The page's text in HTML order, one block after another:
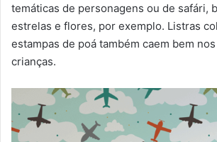
temáticas de personagens ou de safári,
estrelas e flores, por exemplo. Listras
estampas de poá também caem bem
crianças.